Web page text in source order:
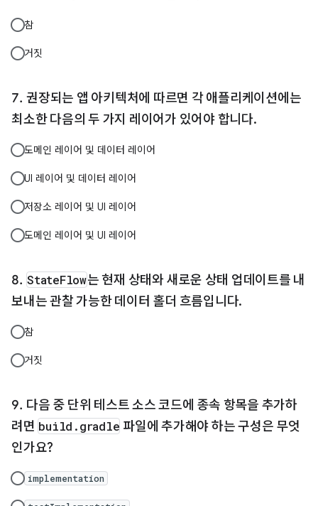
참
거짓
권장되는 앱 아키텍처에 따르면 각 애플리케이션에는
최소한 다음의 두 가지 레이어가 있어야 합니다.
도메인 레이어 및 데이터 레이어
UI 레이어 및 데이터 레이어
저장소 레이어 및 UI 레이어
도메인 레이어 및 UI 레이어
StateFlow는 현재 상태와 새로운 상태 업데이트를 내
보내는 관찰 가능한 데이터 홀더 흐름입니다.
참
거짓
다음 중 단위 테스트 소스 코드에 종속 항목을 추가하
려면 build.gradle 파일에 추가해야 하는 구성은 무엇
인가요?
implementation